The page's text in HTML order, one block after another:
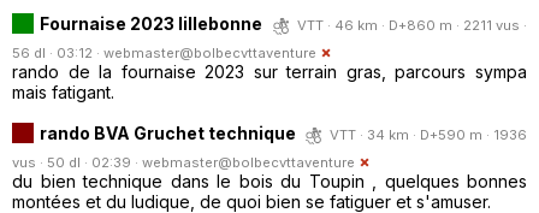
Fournaise 2023 lillebonne
VTT · 46 km · D+860 m · 2211 vus ·
56 dl · 03:12 · webmaster@bolbecvttaventure
rando de la fournaise 2023 sur terrain gras, parcours sympa
mais fatigant.
rando BVA Gruchet technique
VTT · 34 km · D+590 m · 1936
vus · 50 dl · 02:39 · webmaster@bolbecvttaventure
du bien technique dans le bois du Toupin , quelques bonnes
montées et du ludique, de quoi bien se fatiguer et s'amuser.